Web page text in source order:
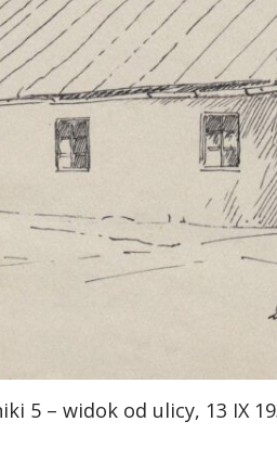
5 – widok od ulicy, 13 IX